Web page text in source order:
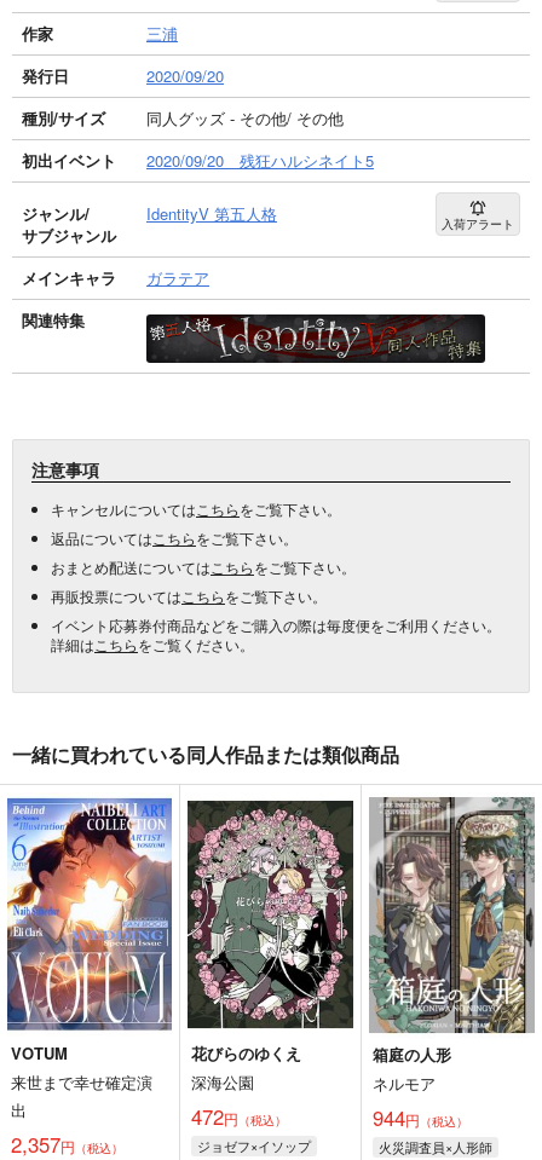
作家
三浦
発行日
2020/09/20
種別/サイズ
同人グッズ - その他/ その他
初出イベント
2020/09/20 残狂ハルシネイト5
ジャンル/
サブジャンル
IdentityV 第五人格 入荷アラート
メインキャラ
ガラテア
関連特集
注意事項
キャンセルについては こちらをご覧下さい。
返品については こちらをご覧下さい。
おまとめ配送については こちらをご覧下さい。
再販投票については こちらをご覧下さい。
イベント応募券付商品などをご購入の際は毎度便をご利用ください。
詳細は こちらをご覧ください。
一緒に買われている同人作品または類似商品
VOTUM
来世まで幸せ確定演
出
2,357円 （税込）
花びらのゆくえ
深海公園
472円 （税込）
ジョゼフ×イソップ
箱庭の人形
ネルモア
944円 （税込）
火災調査員×人形師